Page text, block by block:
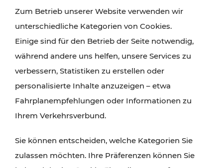
Wanderungen, Kultur und Gastronomie,
Radtouren oder purer Naturgenuss – viele
Attraktionen sind mit den Ticket- und Fahrplan-
Angeboten des VOR gut und schnell erreichbar.
Zum Betrieb unserer Website verwenden wir
unterschiedliche Kategorien von Cookies.
Einige sind für den Betrieb der Seite notwendig,
während andere uns helfen, unsere Services zu
verbessern, Statistiken zu erstellen oder
personalisierte Inhalte anzuzeigen – etwa
Fahrplanempfehlungen oder Informationen zu
Ihrem Verkehrsverbund.
Sie können entscheiden, welche Kategorien Sie
zulassen möchten. Ihre Präferenzen können Sie